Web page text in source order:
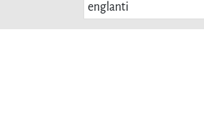
englanti